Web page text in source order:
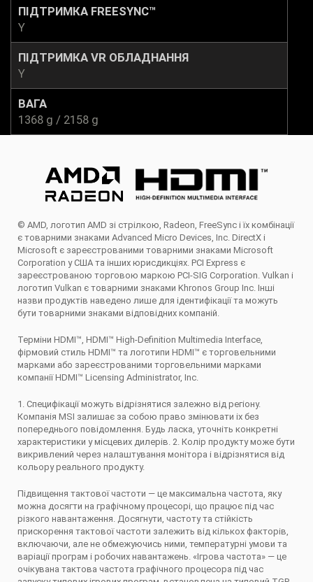
ПІДТРИМКА FREESYNC™
Y
ПІДТРИМКА VR ОБЛАДНАННЯ
Y
ВАГА
1368 g / 2158 g
© AMD, логотип AMD зі стрілкою, Radeon, FreeSync і їх комбінації
є товарними знаками Advanced Micro Devices, Inc. DirectX і
Microsoft є зареєстрованими товарними знаками Microsoft
Corporation у США та інших юрисдикціях. PCI Express є
зареєстрованою торговою маркою PCI-SIG Corporation. Vulkan і
логотип Vulkan є товарними знаками Khronos Group Inc. Інші
назви продуктів наведено лише для ідентифікації та можуть
бути товарними знаками відповідних компаній.
Терміни HDMI™, HDMI™ High-Definition Multimedia Interface,
фірмовий стиль HDMI™ та логотипи HDMI™ є торговельними
марками або зареєстрованими торговельними марками
компанії HDMI™ Licensing Administrator, Inc.
1. Специфікації можуть відрізнятися залежно від регіону.
Компанія MSI залишає за собою право змінювати іх без
попереднього повідомлення. Будь ласка, уточніть конкретні
характеристики у місцевих дилерів. 2. Колір продукту може бути
викривлений через налаштування монітора і відрізнятися від
кольору реального продукту.
Підвищення тактової частоти — це максимальна частота, яку
можна досягти на графічному процесорі, що працює під час
різкого навантаження. Досягнути, частоту та стійкість
прискорення тактової частоти залежить від кількох факторів,
включаючи, але не обмежуючись ними, температурні умови та
варіації програм і робочих навантажень. «Ігрова частота» — це
очікувана тактова частота графічного процесора під час